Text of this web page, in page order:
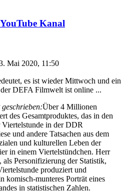
Kanal
Mai 2020, 11:50
es ist wieder Mittwoch und ein
DEFA Filmwelt ist online ...
Über 4 Millionen
des Gesamtproduktes, das in den
Viertelstunde in der DDR
und andere Tatsachen aus dem
und kulturellen Leben der
in einem Viertelstündchen. Herr
Personifizierung der Statistik,
produziert und
komisch-munteres Porträt eines
in statistischen Zahlen.